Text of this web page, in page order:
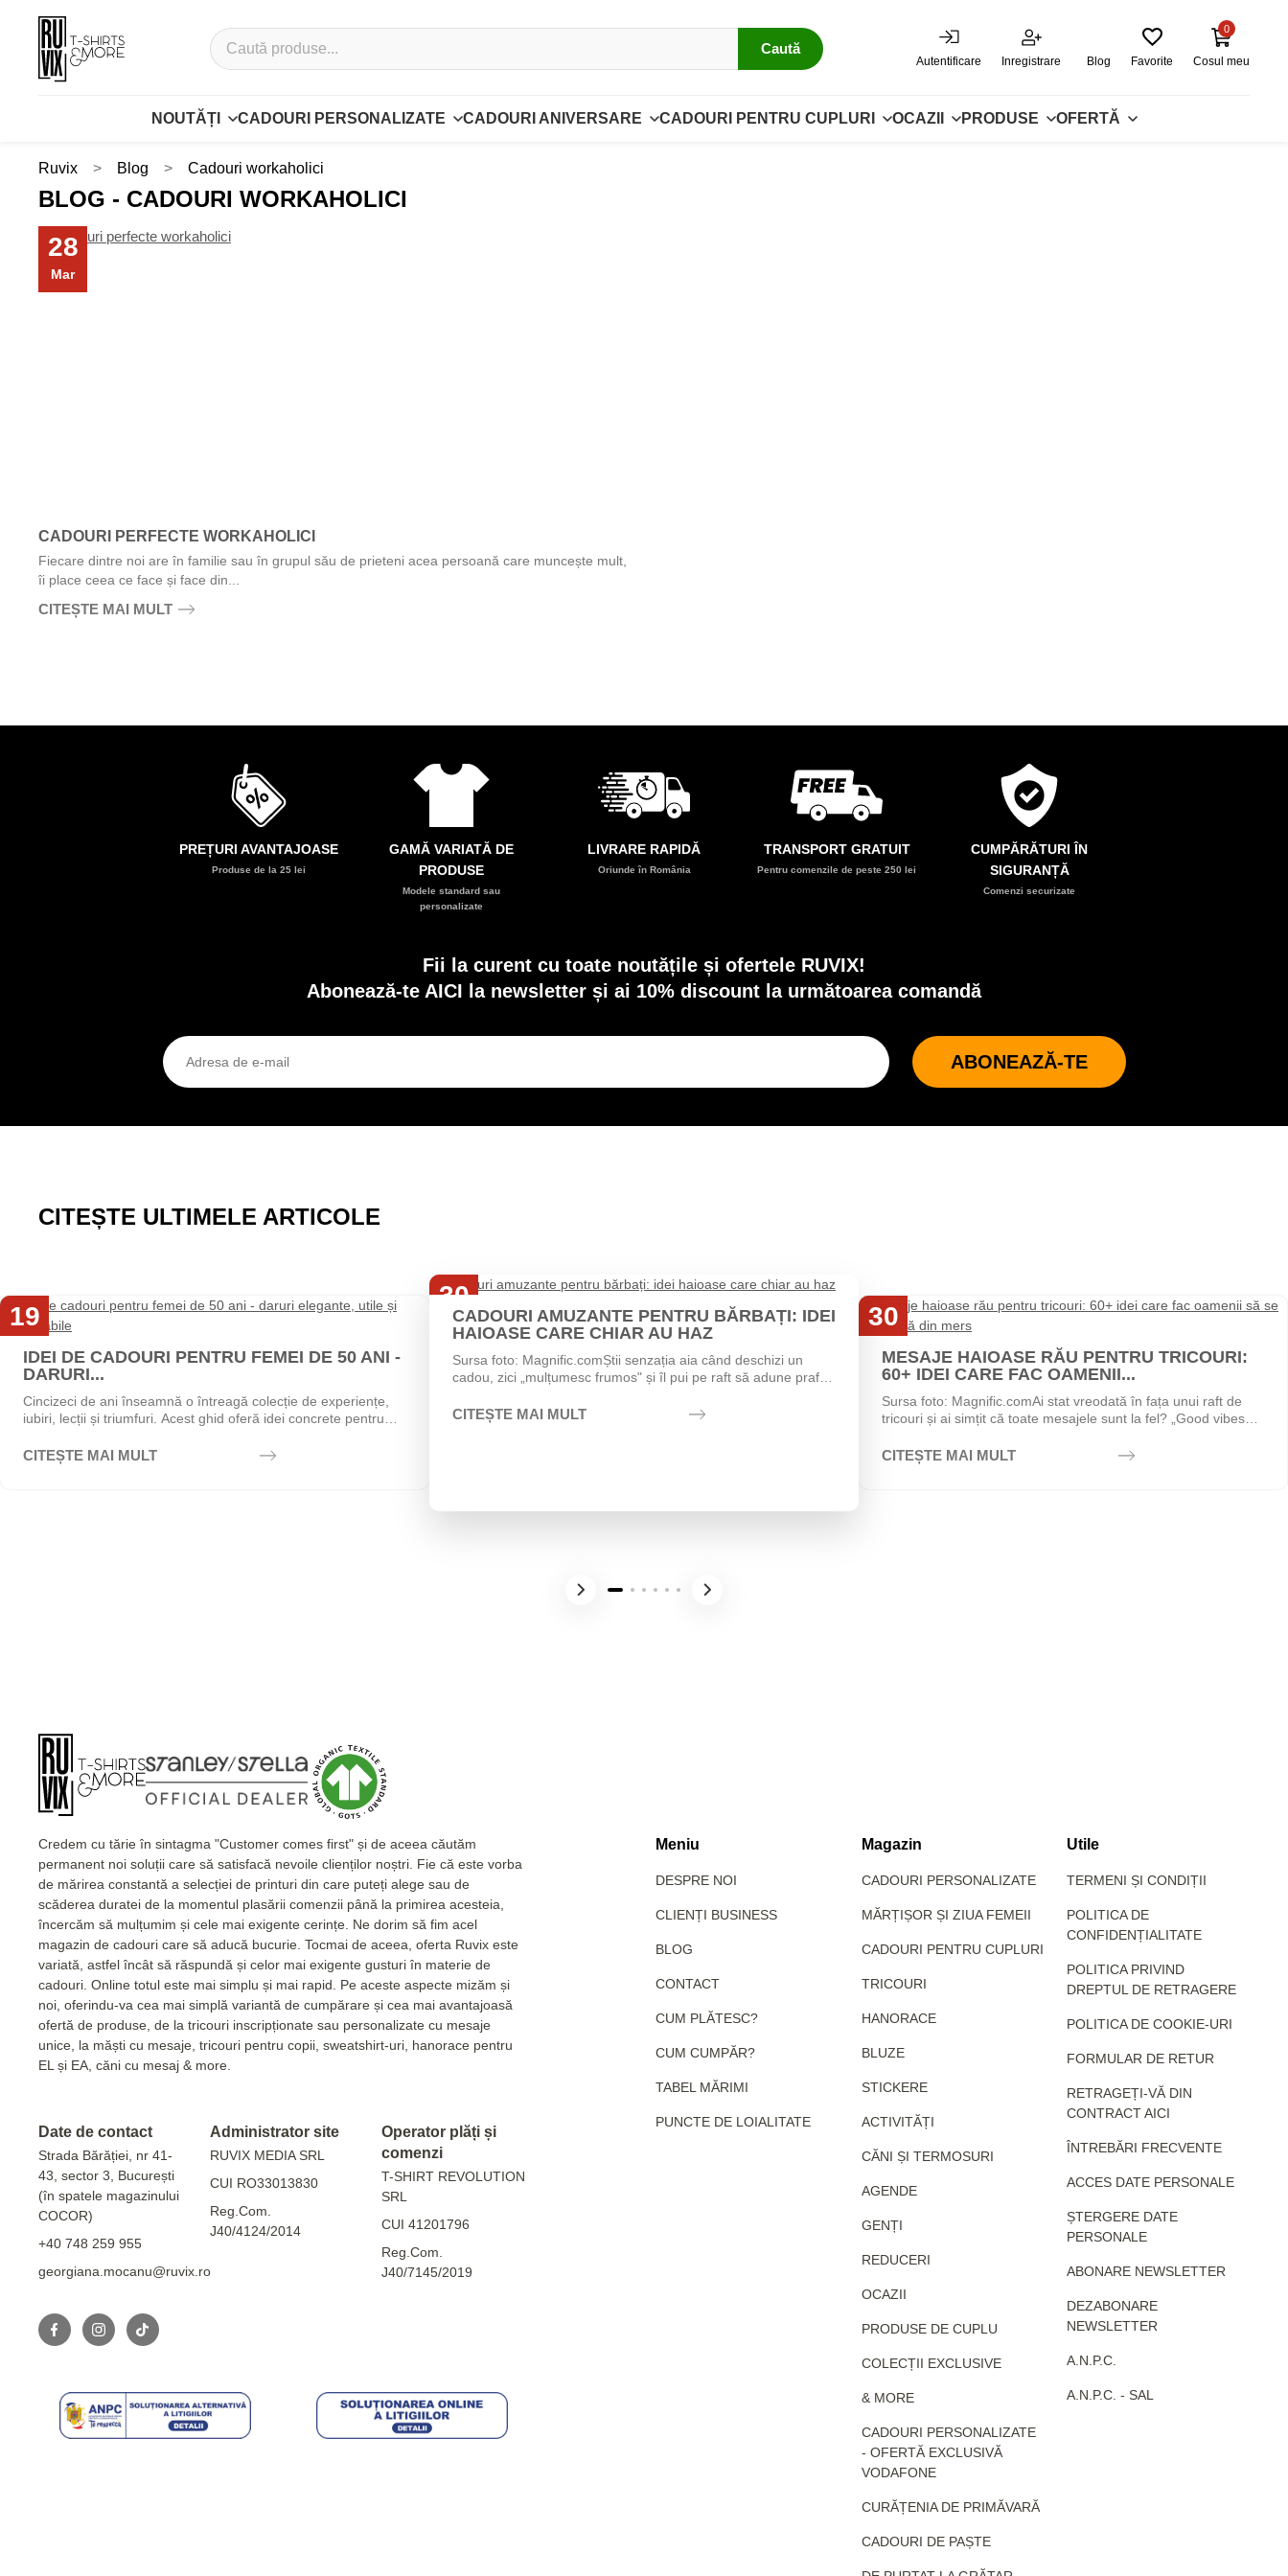
Caută
Autentificare Inregistrare Blog Favorite Cosul meu
0
NOUTĂȚI CADOURI PERSONALIZATE CADOURI ANIVERSARE CADOURI PENTRU CUPLURI OCAZII PRODUSE OFERTĂ
Ruvix Blog Cadouri workaholici
BLOG - CADOURI WORKAHOLICI
28
Mar
CADOURI PERFECTE WORKAHOLICI
Fiecare dintre noi are în familie sau în grupul său de prieteni acea persoană care muncește mult,
îi place ceea ce face și face din...
CITEȘTE MAI MULT
PREȚURI AVANTAJOASE
Produse de la 25 lei
GAMĂ VARIATĂ DE
PRODUSE
Modele standard sau
personalizate
LIVRARE RAPIDĂ
Oriunde în România
TRANSPORT GRATUIT
Pentru comenzile de peste 250 lei
CUMPĂRĂTURI ÎN
SIGURANȚĂ
Comenzi securizate
Fii la curent cu toate noutățile și ofertele RUVIX!
Abonează-te AICI la newsletter și ai 10% discount la următoarea comandă
ABONEAZĂ-TE
CITEȘTE ULTIMELE ARTICOLE
19
IDEI DE CADOURI PENTRU FEMEI DE 50 ANI -
DARURI...
Cincizeci de ani înseamnă o întreagă colecție de experiențe,
iubiri, lecții și triumfuri. Acest ghid oferă idei concrete pentru
CITEȘTE MAI MULT
30
Iul
CADOURI AMUZANTE PENTRU BĂRBAȚI: IDEI
HAIOASE CARE CHIAR AU HAZ
Sursa foto: Magnific.comȘtii senzația aia când deschizi un
cadou, zici „mulțumesc frumos" și îl pui pe raft să adune praf?
CITEȘTE MAI MULT
30
MESAJE HAIOASE RĂU PENTRU TRICOURI:
60+ IDEI CARE FAC OAMENII...
Sursa foto: Magnific.comAi stat vreodată în fața unui raft de
tricouri și ai simțit că toate mesajele sunt la fel? „Good vibes
CITEȘTE MAI MULT
Credem cu tărie în sintagma "Customer comes first" și de aceea căutăm
permanent noi soluții care să satisfacă nevoile clienților noștri. Fie că este vorba
de mărirea constantă a selecției de printuri din care puteți alege sau de
scăderea duratei de la momentul plasării comenzii până la primirea acesteia,
încercăm să mulțumim și cele mai exigente cerințe. Ne dorim să fim acel
magazin de cadouri care să aducă bucurie. Tocmai de aceea, oferta Ruvix este
variată, astfel încât să răspundă și celor mai exigente gusturi în materie de
cadouri. Online totul este mai simplu și mai rapid. Pe aceste aspecte mizăm și
noi, oferindu-va cea mai simplă variantă de cumpărare și cea mai avantajoasă
ofertă de produse, de la tricouri inscripționate sau personalizate cu mesaje
unice, la măști cu mesaje, tricouri pentru copii, sweatshirt-uri, hanorace pentru
EL și EA, căni cu mesaj & more.
Date de contact
Strada Bărăției, nr 41-
43, sector 3, București
(în spatele magazinului
COCOR)
+40 748 259 955
georgiana.mocanu@ruvix.ro
Administrator site
RUVIX MEDIA SRL
CUI RO33013830
Reg.Com.
J40/4124/2014
Operator plăți și
comenzi
T-SHIRT REVOLUTION
SRL
CUI 41201796
Reg.Com.
J40/7145/2019
Meniu
DESPRE NOI
CLIENȚI BUSINESS
BLOG
CONTACT
CUM PLĂTESC?
CUM CUMPĂR?
TABEL MĂRIMI
PUNCTE DE LOIALITATE
Magazin
CADOURI PERSONALIZATE
MĂRȚIȘOR ȘI ZIUA FEMEII
CADOURI PENTRU CUPLURI
TRICOURI
HANORACE
BLUZE
STICKERE
ACTIVITĂȚI
CĂNI ȘI TERMOSURI
AGENDE
GENȚI
REDUCERI
OCAZII
PRODUSE DE CUPLU
COLECȚII EXCLUSIVE
& MORE
CADOURI PERSONALIZATE
- OFERTĂ EXCLUSIVĂ
VODAFONE
CURĂȚENIA DE PRIMĂVARĂ
CADOURI DE PAȘTE
Utile
TERMENI ȘI CONDIȚII
POLITICA DE
CONFIDENȚIALITATE
POLITICA PRIVIND
DREPTUL DE RETRAGERE
POLITICA DE COOKIE-URI
FORMULAR DE RETUR
RETRAGEȚI-VĂ DIN
CONTRACT AICI
ÎNTREBĂRI FRECVENTE
ACCES DATE PERSONALE
ȘTERGERE DATE
PERSONALE
ABONARE NEWSLETTER
DEZABONARE
NEWSLETTER
A.N.P.C.
A.N.P.C. - SAL